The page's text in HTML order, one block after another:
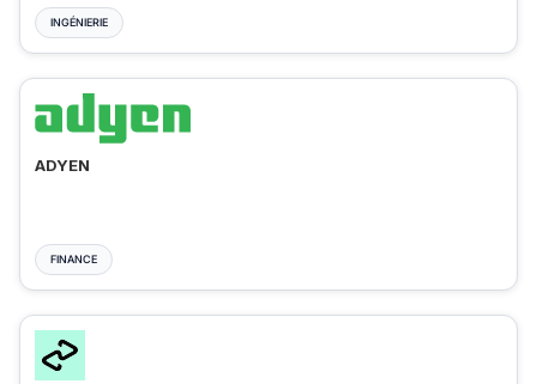
INGÉNIERIE
ADYEN
FINANCE